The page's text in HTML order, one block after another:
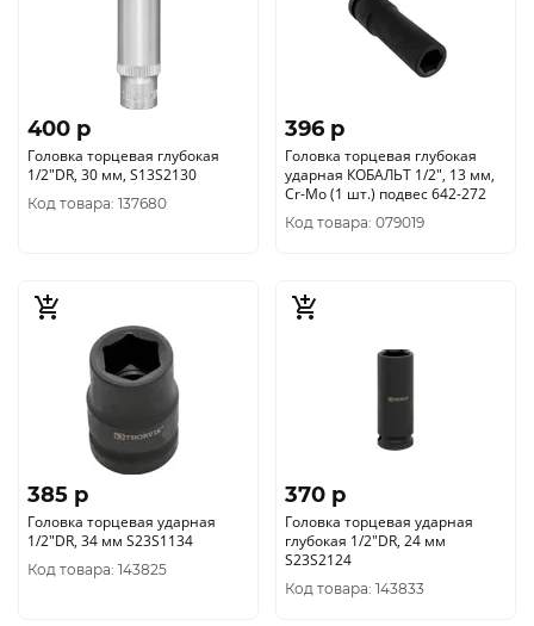
400 p
Головка торцевая глубокая
1/2"DR, 30 мм, S13S2130
Код товара: 137680
396 p
Головка торцевая глубокая
ударная КОБАЛЬТ 1/2", 13 мм,
Cr-Mo (1 шт.) подвес 642-272
Код товара: 079019
385 p
Головка торцевая ударная
1/2"DR, 34 мм S23S1134
Код товара: 143825
370 p
Головка торцевая ударная
глубокая 1/2"DR, 24 мм
S23S2124
Код товара: 143833